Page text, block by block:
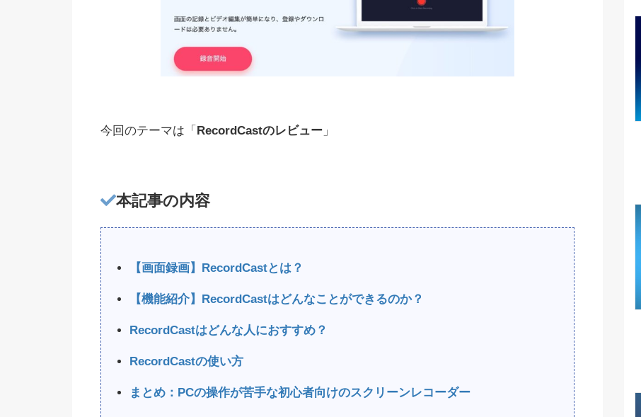
今回のテーマは「 RecordCastのレビュー 」
本記事の内容
【画面録画】RecordCastとは？
【機能紹介】RecordCastはどんなことができるのか？
RecordCastはどんな人におすすめ？
RecordCastの使い方
まとめ：PCの操作が苦手な初心者向けのスクリーンレコーダー